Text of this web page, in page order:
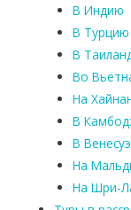
В Индию
В Турцию
В
Во
На
В
В
На
На Шри-